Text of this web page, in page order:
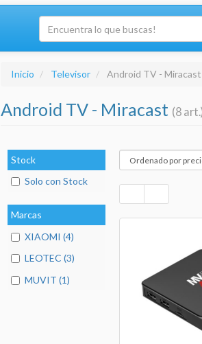
Inicio Televisor Android TV - Miracast
Android TV - Miracast (8
Stock
Solo con Stock
Marcas
XIAOMI (4)
LEOTEC (3)
MUVIT (1)